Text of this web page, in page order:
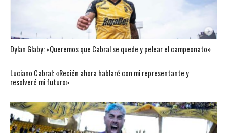
Dylan Glaby: «Queremos que Cabral se quede y pelear el campeonato»
Luciano Cabral: «Recién ahora hablaré con mi representante y
resolveré mi futuro»